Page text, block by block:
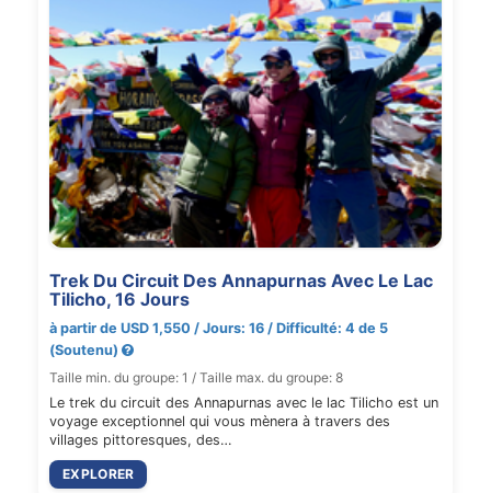
Trek Du Circuit Des Annapurnas Avec Le Lac
Tilicho, 16 Jours
à partir de USD 1,550 / Jours: 16 / Difficulté: 4 de 5
(Soutenu)
Taille min. du groupe: 1 / Taille max. du groupe: 8
Le trek du circuit des Annapurnas avec le lac Tilicho est un
voyage exceptionnel qui vous mènera à travers des
villages pittoresques, des…
EXPLORER